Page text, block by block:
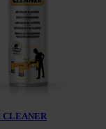
CLEANER